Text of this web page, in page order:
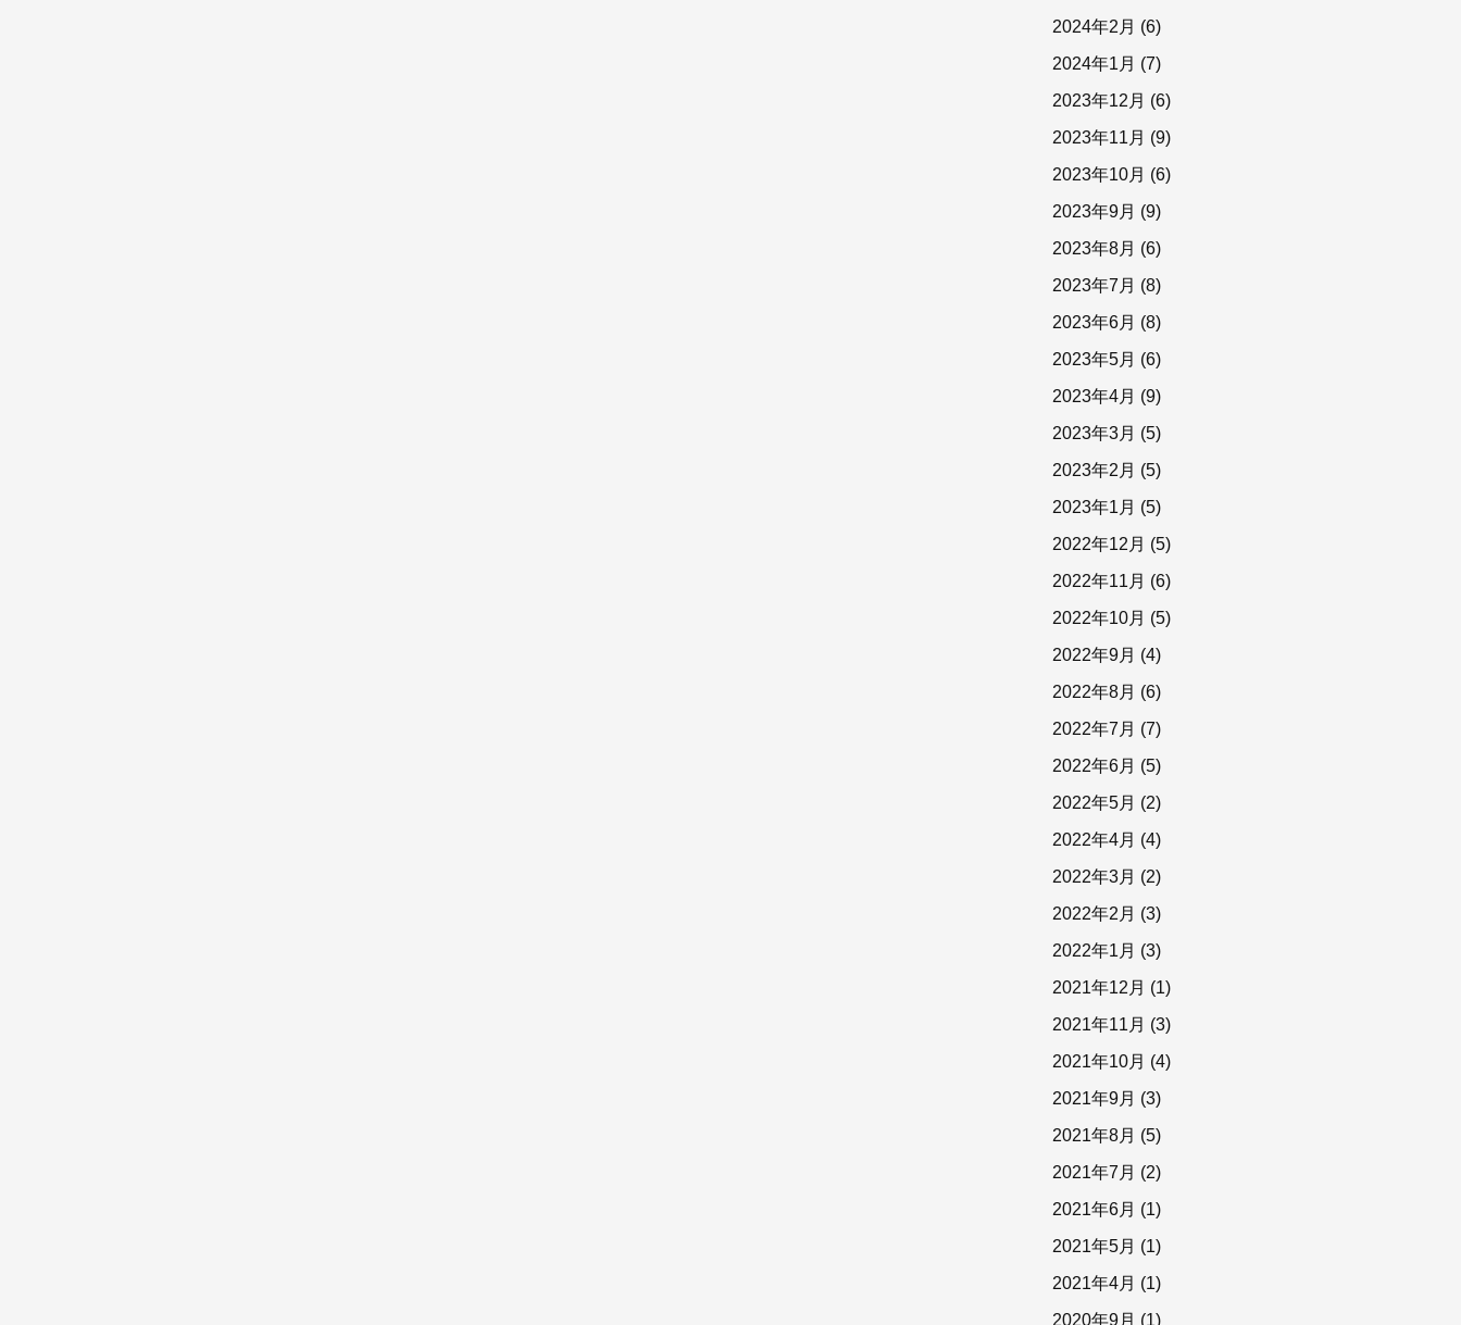
2024年2月 (6)
2024年1月 (7)
2023年12月 (6)
2023年11月 (9)
2023年10月 (6)
2023年9月 (9)
2023年8月 (6)
2023年7月 (8)
2023年6月 (8)
2023年5月 (6)
2023年4月 (9)
2023年3月 (5)
2023年2月 (5)
2023年1月 (5)
2022年12月 (5)
2022年11月 (6)
2022年10月 (5)
2022年9月 (4)
2022年8月 (6)
2022年7月 (7)
2022年6月 (5)
2022年5月 (2)
2022年4月 (4)
2022年3月 (2)
2022年2月 (3)
2022年1月 (3)
2021年12月 (1)
2021年11月 (3)
2021年10月 (4)
2021年9月 (3)
2021年8月 (5)
2021年7月 (2)
2021年6月 (1)
2021年5月 (1)
2021年4月 (1)
2020年9月 (1)